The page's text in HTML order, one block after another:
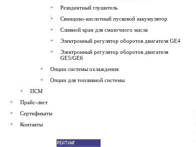
Резидентный глушитель
Свинцово-кислотный пусковой аккумулятор
Сливной кран для смазочного масла
Электронный регулятор оборотов двигателя GE4
Электронный регулятор оборотов двигателя
GE5/GE6
Опции системы охлаждения
Опции для топливной системы
ПСМ
Прайс-лист
Сертификаты
Контакты